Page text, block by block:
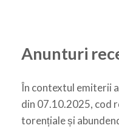
Anunturi
În contextul emiterii
din 07.10.2025, cod
torențiale și